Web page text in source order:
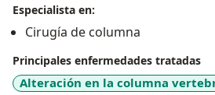
Especialista en:
Cirugía de columna
Principales enfermedades tratadas
Alteración en la columna